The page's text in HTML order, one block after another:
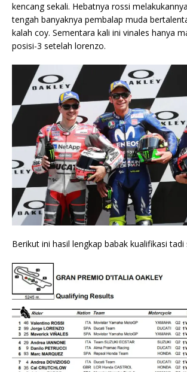
kencang sekali. Hebatnya rossi
tengah banyaknya pembalap muda
kalah coy. Sementara kali ini vinales hanya
posisi-3 setelah lorenzo.
Berikut ini hasil lengkap babak kualifikasi tadi